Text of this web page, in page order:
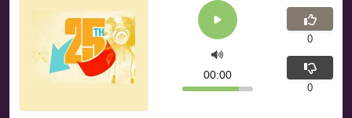
00:00
0
0